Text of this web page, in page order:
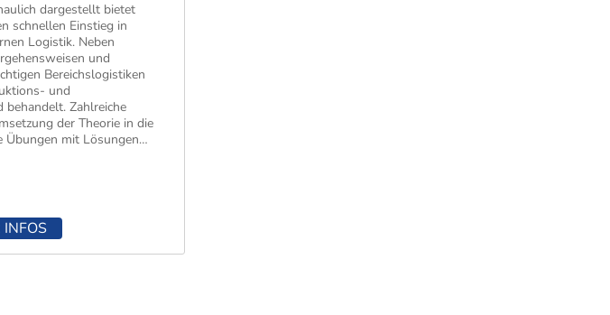
dargestellt bietet
schnellen Einstieg in
Logistik. Neben
und
Bereichslogistiken
und
Zahlreiche
der Theorie in die
Übungen mit Lösungen
eine erfolgreiche
INFOS